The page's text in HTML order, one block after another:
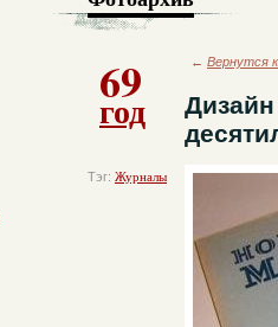
69
год
Тэг: Журналы
← Вернутся